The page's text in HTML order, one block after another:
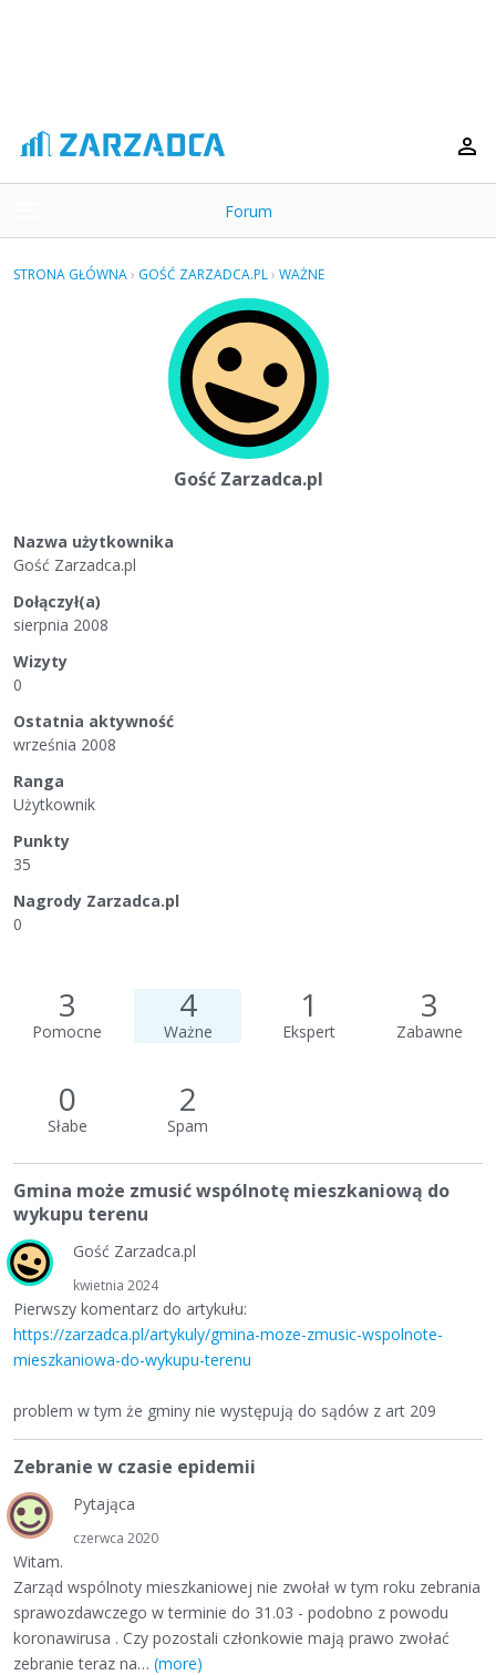
o
g
Forum
STRONA GŁÓWNA› GOŚĆ ZARZADCA.PL› WAŻNE
Gość Zarzadca.pl
Nazwa użytkownika
Gość Zarzadca.pl
Dołączył(a)
sierpnia 2008
Wizyty
0
Ostatnia aktywność
września 2008
Ranga
Użytkownik
Punkty
35
Nagrody Zarzadca.pl
0
3
Pomocne
4
Ważne
1
Ekspert
3
Zabawne
0
Słabe
2
Spam
Gmina może zmusić wspólnotę mieszkaniową do
wykupu terenu
Gość Zarzadca.pl
kwietnia 2024
Pierwszy komentarz do artykułu:
https://zarzadca.pl/artykuly/gmina-moze-zmusic-wspolnote-
mieszkaniowa-do-wykupu-terenu
problem w tym że gminy nie występują do sądów z art 209
Zebranie w czasie epidemii
Pytająca
czerwca 2020
Witam.
Zarząd wspólnoty mieszkaniowej nie zwołał w tym roku zebrania
sprawozdawczego w terminie do 31.03 - podobno z powodu
koronawirusa . Czy pozostali członkowie mają prawo zwołać
zebranie teraz na… (more)